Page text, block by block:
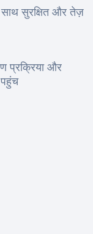
सुरक्षित और तेज़
प्रक्रिया और